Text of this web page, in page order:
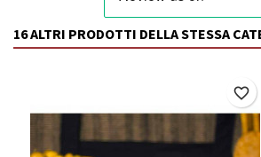
16 ALTRI PRODOTTI DELLA STESSA
favorite_border